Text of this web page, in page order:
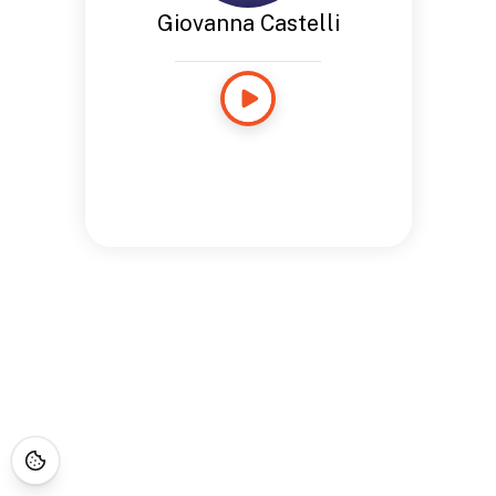
Giovanna Castelli